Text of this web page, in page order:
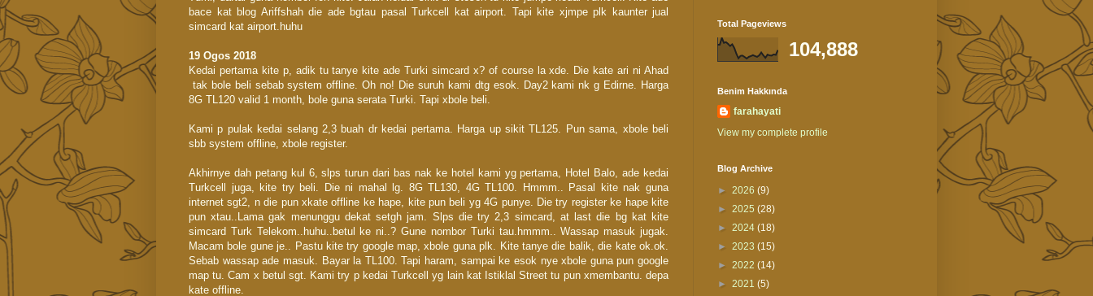
bace kat blog Ariffshah die ade bgtau pasal Turkcell kat airport. Tapi kite xjmpe plk kaunter jual
simcard kat airport.huhu
19 Ogos 2018
Kedai pertama kite p, adik tu tanye kite ade Turki simcard x? of course la xde. Die kate ari ni Ahad
tak bole beli sebab system offline. Oh no! Die suruh kami dtg esok. Day2 kami nk g Edirne. Harga
8G TL120 valid 1 month, bole guna serata Turki. Tapi xbole beli.
Kami p pulak kedai selang 2,3 buah dr kedai pertama. Harga up sikit TL125. Pun sama, xbole beli
sbb system offline, xbole register.
Akhirnye dah petang kul 6, slps turun dari bas nak ke hotel kami yg pertama, Hotel Balo, ade kedai
Turkcell juga, kite try beli. Die ni mahal lg. 8G TL130, 4G TL100. Hmmm.. Pasal kite nak guna
internet sgt2, n die pun xkate offline ke hape, kite pun beli yg 4G punye. Die try register ke hape kite
pun xtau..Lama gak menunggu dekat setgh jam. Slps die try 2,3 simcard, at last die bg kat kite
simcard Turk Telekom..huhu..betul ke ni..? Gune nombor Turki tau.hmmm.. Wassap masuk jugak.
Macam bole gune je.. Pastu kite try google map, xbole guna plk. Kite tanye die balik, die kate ok.ok.
Sebab wassap ade masuk. Bayar la TL100. Tapi haram, sampai ke esok nye xbole guna pun google
map tu. Cam x betul sgt. Kami try p kedai Turkcell yg lain kat Istiklal Street tu pun xmembantu. depa
kate offline.
Total Pageviews
104,888
Benim Hakkında
farahayati
View my complete profile
Blog Archive
► 2026 (9)
► 2025 (28)
► 2024 (18)
► 2023 (15)
► 2022 (14)
► 2021 (5)